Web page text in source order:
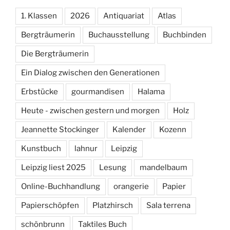
1. Klassen 2026 Antiquariat Atlas
Bergträumerin Buchausstellung Buchbinden
Die Bergträumerin
Ein Dialog zwischen den Generationen
Erbstücke gourmandisen Halama
Heute - zwischen gestern und morgen Holz
Jeannette Stockinger Kalender Kozenn
Kunstbuch lahnur Leipzig
Leipzig liest 2025 Lesung mandelbaum
Online-Buchhandlung orangerie Papier
Papierschöpfen Platzhirsch Sala terrena
schönbrunn Taktiles Buch